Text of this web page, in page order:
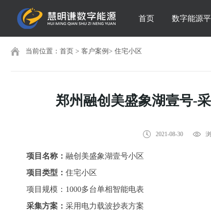
首页 数字能源
当前位置： 首页 > 客户案例 > 住宅小区
郑州融创美盛象湖壹号-
2021-08-30
项目名称： 融创美盛象湖壹号小区
项目类型： 住宅小区
项目规模：1000多台单相智能电表
采集方案： 采用电力载波抄表方案